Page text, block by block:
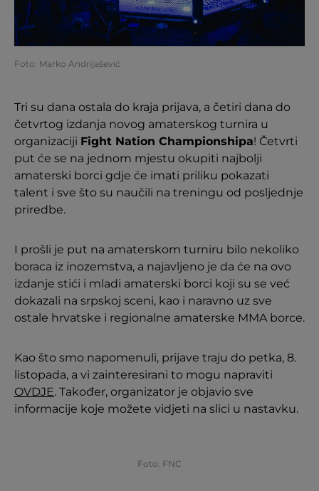
Foto: Marko Andrijašević
Tri su dana ostala do kraja prijava, a četiri dana do
četvrtog izdanja novog amaterskog turnira u
organizaciji Fight Nation Championshipa! Četvrti
put će se na jednom mjestu okupiti najbolji
amaterski borci gdje će imati priliku pokazati
talent i sve što su naučili na treningu od posljednje
priredbe.
I prošli je put na amaterskom turniru bilo nekoliko
boraca iz inozemstva, a najavljeno je da će na ovo
izdanje stići i mladi amaterski borci koji su se već
dokazali na srpskoj sceni, kao i naravno uz sve
ostale hrvatske i regionalne amaterske MMA borce.
Kao što smo napomenuli, prijave traju do petka, 8.
listopada, a vi zainteresirani to mogu napraviti
OVDJE. Također, organizator je objavio sve
informacije koje možete vidjeti na slici u nastavku.
Foto: FNC